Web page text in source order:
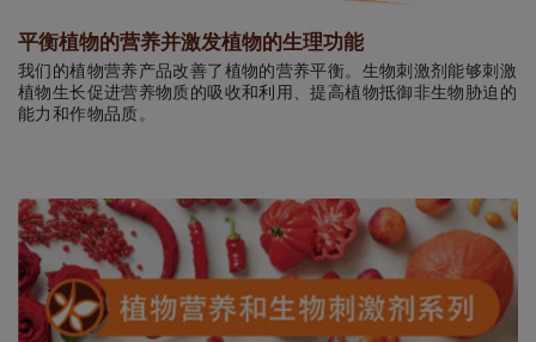
平衡植物的营养并激发植物的生理功能
我们的植物营养产品改善了植物的营养平衡。生物刺激剂能够刺激
植物生长促进营养物质的吸收和利用、提高植物抵御非生物胁迫的
能力和作物品质。